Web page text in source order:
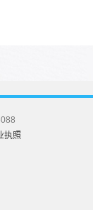
执照